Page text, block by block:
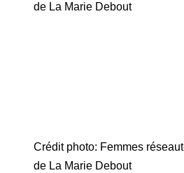
de La Marie Debout
Crédit photo: Femmes
de La Marie Debout